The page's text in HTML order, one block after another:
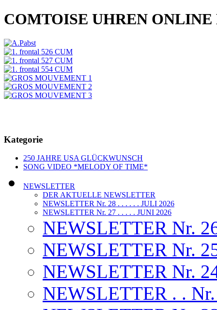
COMTOISE UHREN ONLINE
Kategorie
250 JAHRE USA GLÜCKWUNSCH
SONG VIDEO *MELODY OF TIME*
NEWSLETTER
DER AKTUELLE NEWSLETTER
NEWSLETTER Nr. 28 . . . . . . JULI 2026
NEWSLETTER Nr. 27 . . . . . JUNI 2026
NEWSLETTER Nr.
NEWSLETTER Nr.
NEWSLETTER Nr.
NEWSLETTER . .